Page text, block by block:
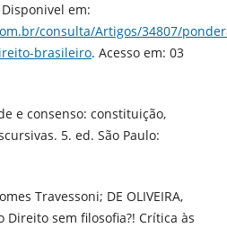
em:
consulta/Artigos/34807/
brasileiro. Acesso em: 03
e consenso: constituição,
5. ed. São Paulo:
Travessoni; DE OLIVEIRA,
Direito sem filosofia?! Crítica às